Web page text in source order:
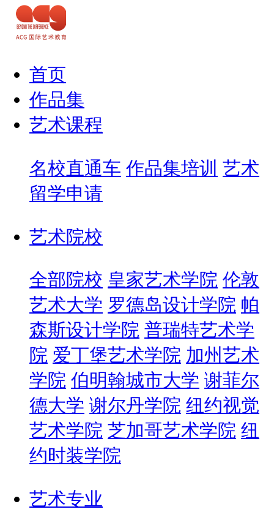
首页
作品集
艺术课程
名校直通车 作品集培训 艺术
留学申请
艺术院校
全部院校 皇家艺术学院 伦敦
艺术大学 罗德岛设计学院 帕
森斯设计学院 普瑞特艺术学
院 爱丁堡艺术学院 加州艺术
学院 伯明翰城市大学 谢菲尔
德大学 谢尔丹学院 纽约视觉
艺术学院 芝加哥艺术学院 纽
约时装学院
艺术专业